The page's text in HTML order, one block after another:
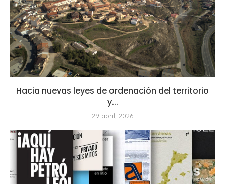
Hacia nuevas leyes de ordenación del territorio
y...
29 abril, 2026